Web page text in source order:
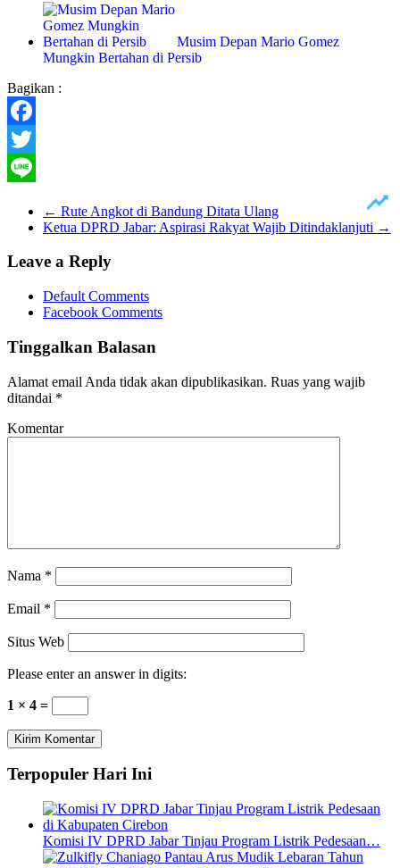
Musim Depan Mario Gomez
Mungkin Bertahan di Persib
Bagikan :
Facebook
Twitter
← Rute Angkot di Bandung Ditata Ulang
Ketua DPRD Jabar: Aspirasi Rakyat Wajib Ditindaklanjuti →
Leave a Reply
Default Comments
Facebook Comments
Tinggalkan Balasan
Alamat email Anda tidak akan dipublikasikan. Ruas yang wajib
ditandai *
Komentar
Nama *
Email *
Situs Web
Please enter an answer in digits:
1 × 4 =
Terpopuler Hari Ini
Komisi IV DPRD Jabar Tinjau Program Listrik Pedesaan…